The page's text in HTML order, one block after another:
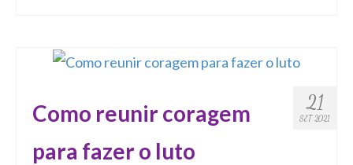
21
SET 2021
Como reunir coragem
para fazer o luto